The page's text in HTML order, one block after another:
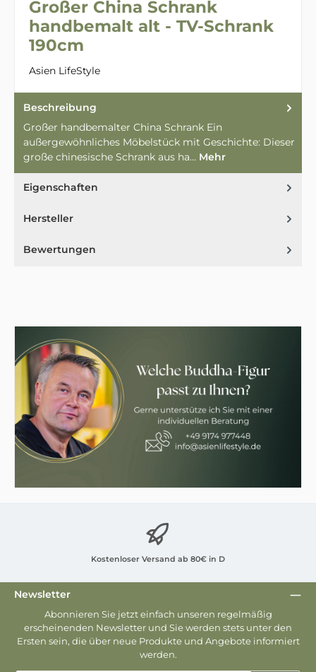
Großer China Schrank
handbemalt alt - TV-Schrank
190cm
Asien LifeStyle
Beschreibung
Großer handbemalter China Schrank Ein
außergewöhnliches Möbelstück mit Geschichte: Dieser
große chinesische Schrank aus ha… Mehr
Eigenschaften
Hersteller
Bewertungen
Kostenloser Versand ab 80€ in D
Newsletter
Abonnieren Sie jetzt einfach unseren regelmäßig
erscheinenden Newsletter und Sie werden stets unter den
Ersten sein, die über neue Produkte und Angebote informiert
werden.